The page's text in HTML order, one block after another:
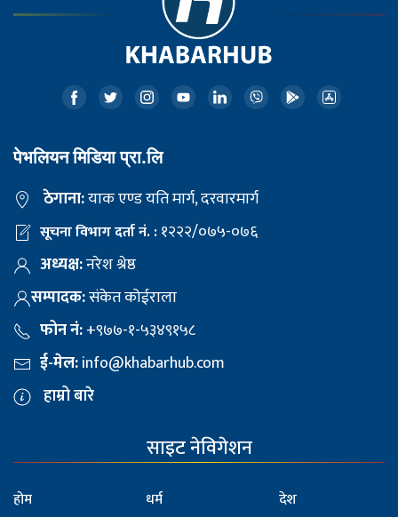
पेभलियन मिडिया प्रा.लि
ठेगाना:याक एण्ड यति मार्ग, दरवारमार्ग
सूचना विभाग दर्ता नं. :१२२२/०७५-०७६
अध्यक्ष:नरेश श्रेष्ठ
सम्पादक:संकेत कोईराला
फोन नं:+९७७-१-५३४९१५८
ई-मेल:info@khabarhub.com
हाम्रो बारे
साइट नेविगेशन
होम
धर्म
देश